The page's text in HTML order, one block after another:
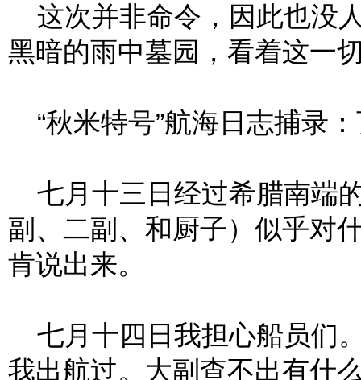
这次并非命令，因此也没
黑暗的雨中墓园，看着这一
“秋米特号”航海日志捕录
七月十三日经过希腊南端
副、二副、和厨子）似乎对
肯说出来。
七月十四日我担心船员们
我出航过。大副查不出有什